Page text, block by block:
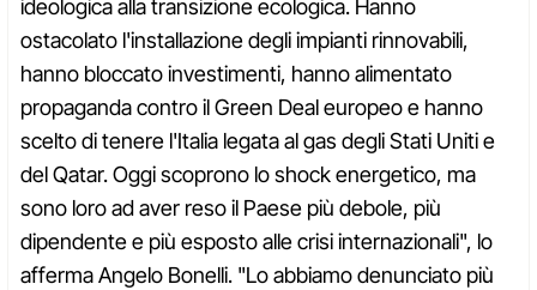
ideologica alla transizione ecologica. Hanno
ostacolato l'installazione degli impianti rinnovabili,
hanno bloccato investimenti, hanno alimentato
propaganda contro il Green Deal europeo e hanno
scelto di tenere l'Italia legata al gas degli Stati Uniti e
del Qatar. Oggi scoprono lo shock energetico, ma
sono loro ad aver reso il Paese più debole, più
dipendente e più esposto alle crisi internazionali", lo
afferma Angelo Bonelli. "Lo abbiamo denunciato più